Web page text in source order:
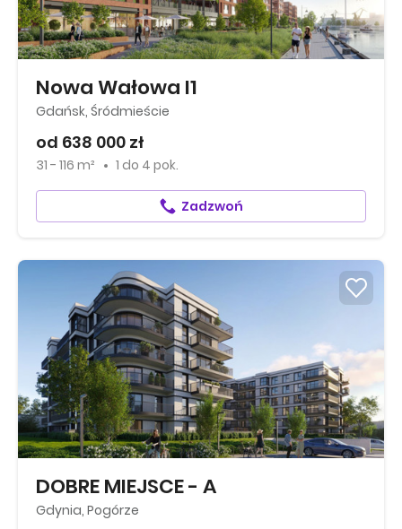
Nowa Wałowa I1
Gdańsk, Śródmieście
od 638 000 zł
31 - 116 m² 1 do 4 pok.
Zadzwoń
DOBRE MIEJSCE - A
Gdynia, Pogórze